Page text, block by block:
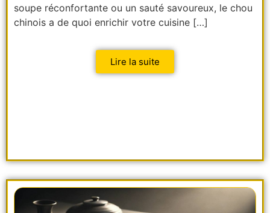
soupe réconfortante ou un sauté savoureux, le chou
chinois a de quoi enrichir votre cuisine […]
Lire la suite